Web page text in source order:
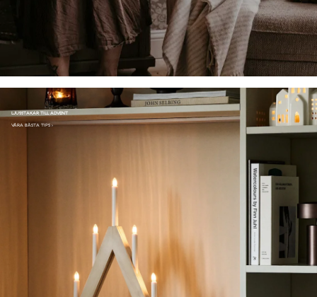
LJUSSTAKAR TILL ADVENT
VÅRA BÄSTA TIPS ›